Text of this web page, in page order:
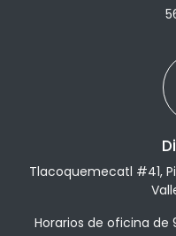
Tlacoquemecatl #41,
Horarios de oficina de